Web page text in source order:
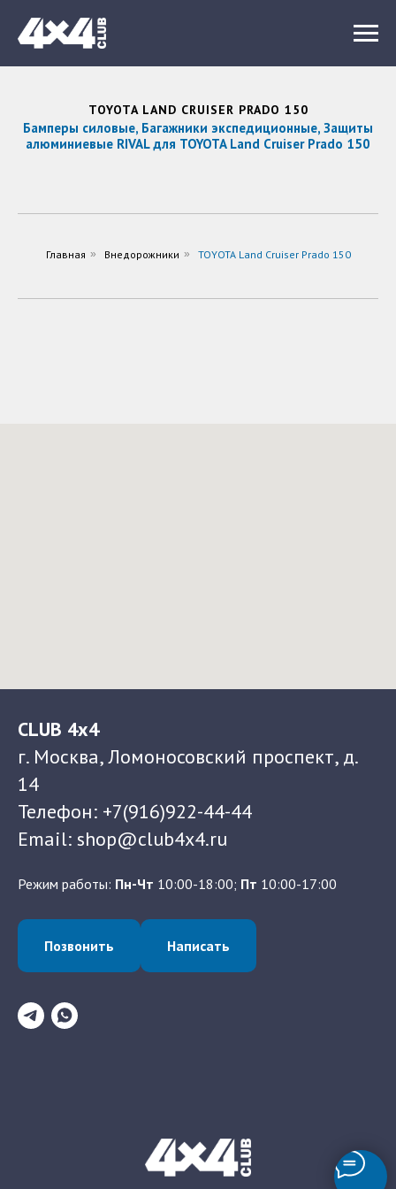
TOYOTA LAND CRUISER PRADO 150
Бамперы силовые, Багажники экспедиционные, Защиты
алюминиевые RIVAL для TOYOTA Land Cruiser Prado 150
Главная » Внедорожники » TOYOTA Land Cruiser Prado 150
CLUB 4x4
г. Москва, Ломоносовский проспект, д.
14
Телефон: +7(916)922-44-44
Email: shop@club4x4.ru
Режим работы: Пн-Чт 10:00-18:00; Пт 10:00-17:00
Позвонить Написать